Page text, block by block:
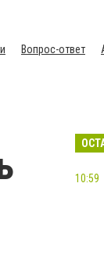
Вопрос-ответ
10:59